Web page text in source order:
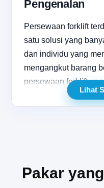
Pengenalan
Persewaan forklift
satu solusi yang
dan individu yang
mengangkut barang
persewaan forklift
jenis forklift yang
kebutuhan proyek.
pengembalian alat
Lihat
Pakar